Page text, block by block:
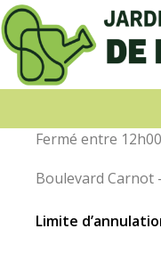
Fermé entre
Boulevard Carnot
Limite